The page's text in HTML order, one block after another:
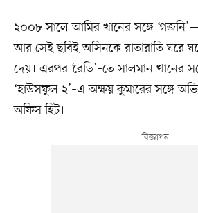
২০০৮ সালে আমির খানের সঙ্গে
আর সেই ছবিই অসিনকে রাতারাতি ঘরে
দেয়। এরপর ‘রেডি’–তে সালমান খানের
‘হাউসফুল ২’–এ অক্ষয় কুমারের সঙ্গে
অফিস হিট।